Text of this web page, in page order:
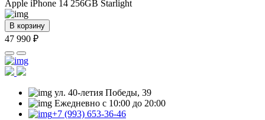
Apple iPhone 14 256GB Starlight
В корзину
47 990 ₽
ул. 40-летия Победы, 39
Ежедневно с 10:00 до 20:00
+7 (993) 653-36-46